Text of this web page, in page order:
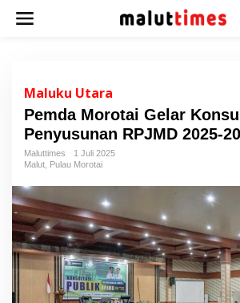
Maluku Utara
Pemda Morotai Gelar
Penyusunan RPJMD 2025-
Maluttimes
1 Juli 2025
Malut Pulau Morotai